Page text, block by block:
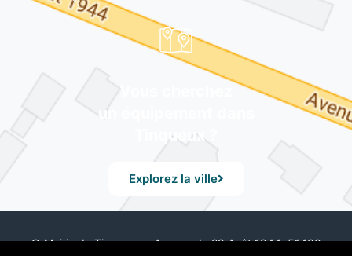
Vous cherchez
un équipement dans
Tinqueux ?
Explorez la ville
© Mairie de Tinqueux – Avenue du 29 Août 1944, 51430